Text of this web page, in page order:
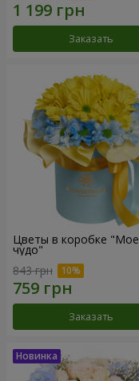
Заказать
Цветы в коробке "Мое
чудо"
843 грн
Заказать